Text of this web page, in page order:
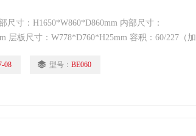
尺寸：H1650*W860*D860mm 内部尺寸：
层板尺寸：W778*D760*H25mm 容积：60/227（加
蓝色（环氧树酯喷涂）
08 型号： BE060